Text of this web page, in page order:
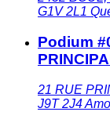
G1V 2L1
Podium
21 RUE
J9T 2J4